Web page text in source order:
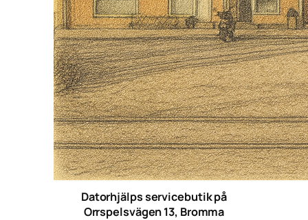
Datorhjälps servicebutik på
Orrspelsvägen 13, Bromma